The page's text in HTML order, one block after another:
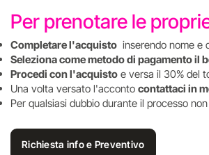
Per prenotare le
Completare l'acquisto inserendo nome e
Seleziona come metodo di pagamento il
Procedi con l'acquisto e versa il 30% del
Una volta versato l'acconto contattaci in
Per qualsiasi dubbio durante il processo
Richiesta info e Preventivo